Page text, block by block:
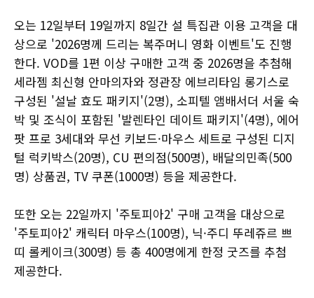
오는 12일부터 19일까지 8일간 설 특집관 이용 고객을 대
상으로 '2026명께 드리는 복주머니 영화 이벤트'도 진행
한다. VOD를 1편 이상 구매한 고객 중 2026명을 추첨해
세라젬 최신형 안마의자와 정관장 에브리타임 롱기스로
구성된 '설날 효도 패키지'(2명), 소피텔 앰배서더 서울 숙
박 및 조식이 포함된 '발렌타인 데이트 패키지'(4명), 에어
팟 프로 3세대와 무선 키보드·마우스 세트로 구성된 디지
털 럭키박스(20명), CU 편의점(500명), 배달의민족(500
명) 상품권, TV 쿠폰(1000명) 등을 제공한다.
또한 오는 22일까지 '주토피아2' 구매 고객을 대상으로
'주토피아2' 캐릭터 마우스(100명), 닉·주디 뚜레쥬르 쁘
띠 롤케이크(300명) 등 총 400명에게 한정 굿즈를 추첨
제공한다.